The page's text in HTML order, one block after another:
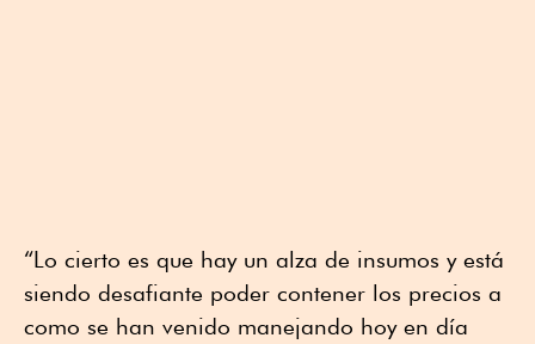
“Lo cierto es que hay un alza de insumos y está
siendo desafiante poder contener los precios a
como se han venido manejando hoy en día